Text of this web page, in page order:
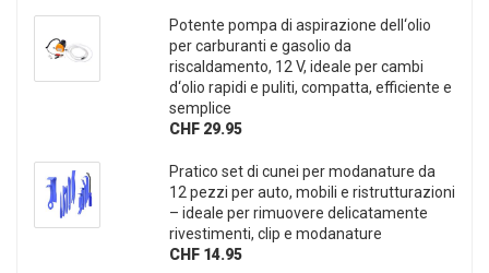
Potente pompa di aspirazione dell‘olio
per carburanti e gasolio da
riscaldamento, 12 V, ideale per cambi
d‘olio rapidi e puliti, compatta, efficiente e
semplice
CHF 29.95
Pratico set di cunei per modanature da
12 pezzi per auto, mobili e ristrutturazioni
– ideale per rimuovere delicatamente
rivestimenti, clip e modanature
CHF 14.95